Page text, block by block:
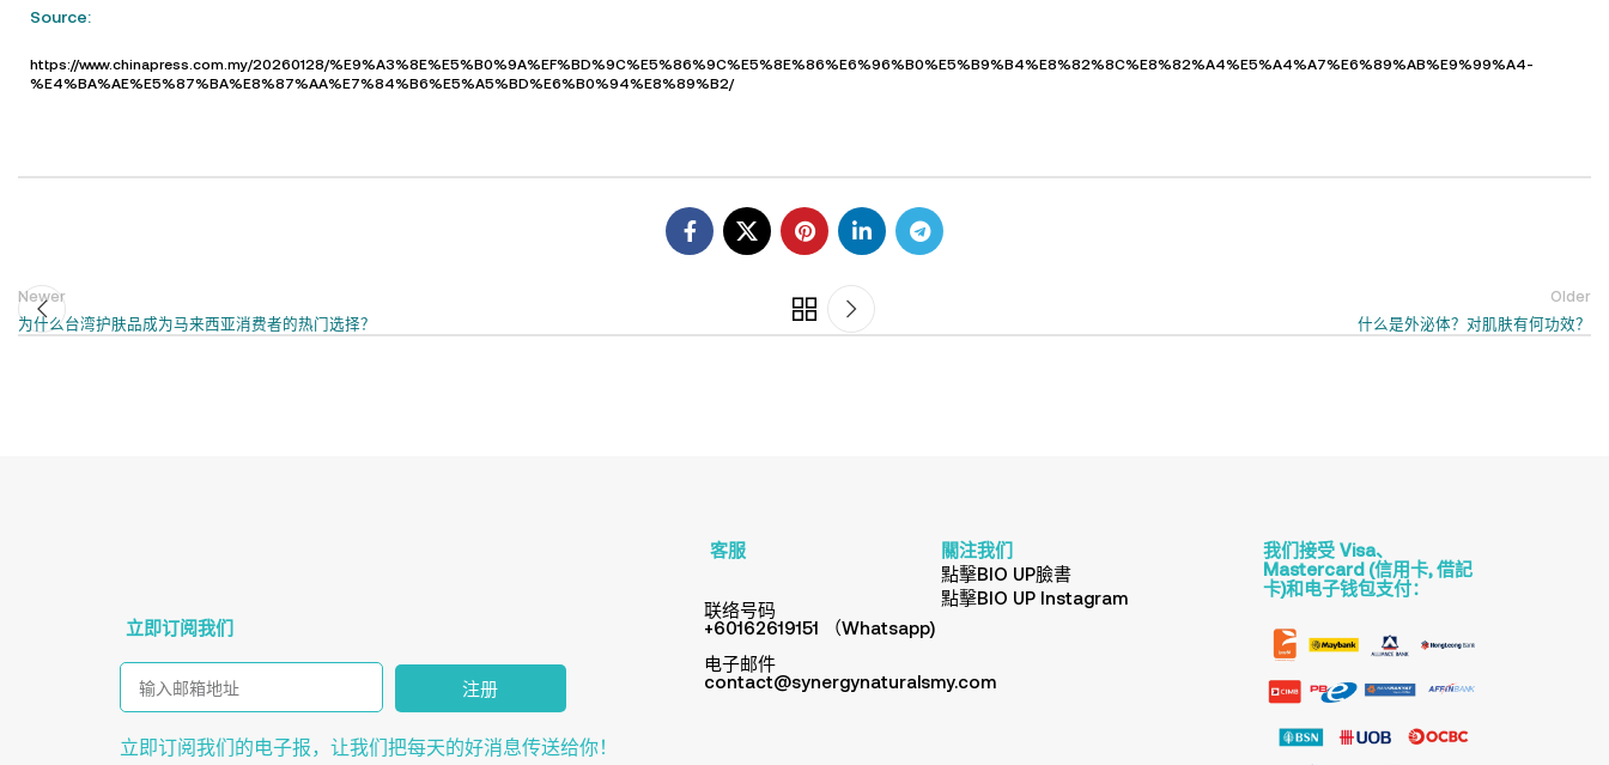
Source:
https://www.chinapress.com.my/20260128/%E9%A3%8E%E5%B0%9A%EF%BD%9C%E5%86%9C%E5%8E%86%E6%96%B0%E5%B9%B4%E8%82%8C%E8%82%A4%E5%A4%A7%E6%89%AB%E9%99%A4-
%E4%BA%AE%E5%87%BA%E8%87%AA%E7%84%B6%E5%A5%BD%E6%B0%94%E8%89%B2/
Newer
为什么台湾护肤品成为马来西亚消费者的热门选择？
Older
什么是外泌体？对肌肤有何功效？
立即订阅我们
注册
立即订阅我们的电子报，让我们把每天的好消息传送给你！
客服
联络号码
+60162619151 （Whatsapp)
电子邮件
contact@synergynaturalsmy.com
關注我们
點擊BIO UP臉書
點擊BIO UP Instagram
我们接受 Visa、
Mastercard (信用卡, 借記
卡)和电子钱包支付：